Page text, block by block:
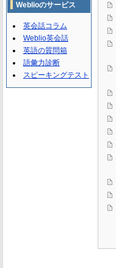
Weblioのサービス
英会話コラム
Weblio英会話
英語の質問箱
語彙力診断
スピーキングテスト